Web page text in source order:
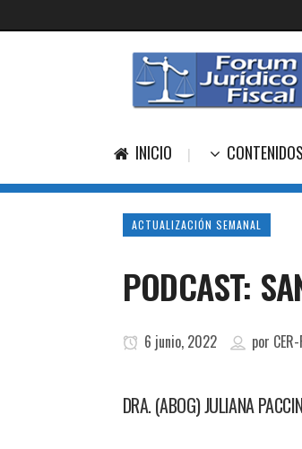
INICIO CONTENIDOS
ACTUALIZACIÓN SEMANAL
PODCAST:
6 junio, 2022 por
DRA. (ABOG) JULIANA